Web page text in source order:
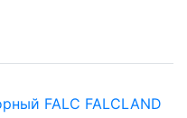
FALC FALCLAND